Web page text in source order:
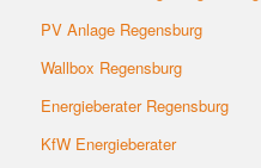
PV Anlage Regensburg
Wallbox Regensburg
Energieberater Regensburg
KfW Energieberater